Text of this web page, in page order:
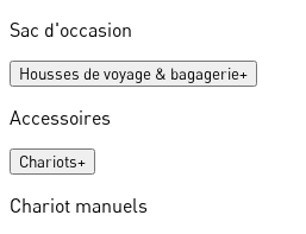
Sac d'occasion
Housses de voyage & bagagerie+
Accessoires
Chariots+
Chariot manuels